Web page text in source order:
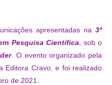
apresentadas na 3ª
Pesquisa Científica , sob o
. O evento organizado pela
Editora Cravo, e foi realizado
de 2021.